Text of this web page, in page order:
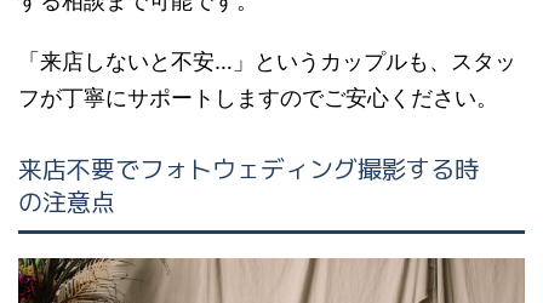
「来店しないと不安…」というカップルも、スタッ
フが丁寧にサポートしますのでご安心ください。
来店不要でフォトウェディング撮影する時
の注意点